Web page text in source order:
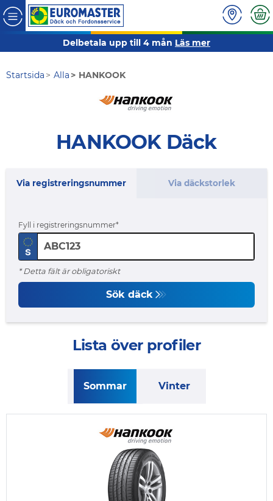
Delbetala upp till 4 mån Läs mer
Startsida Alla HANKOOK
HANKOOK Däck
Via registreringsnummer Via däckstorlek
Fyll i registreringsnummer
* Detta fält är obligatoriskt
Sök däck
Lista över profiler
Sommar Vinter